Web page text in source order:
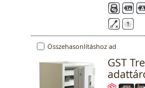
Összehasonlításhoz ad
GST